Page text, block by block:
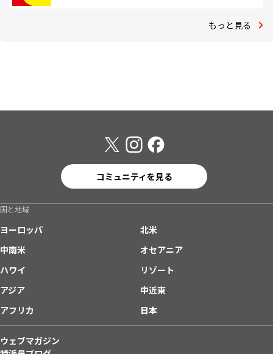
もっと見る
コミュニティを見る
国と地域
ヨーロッパ
北米
中南米
オセアニア
ハワイ
リゾート
アジア
中近東
アフリカ
日本
ウェブマガジン